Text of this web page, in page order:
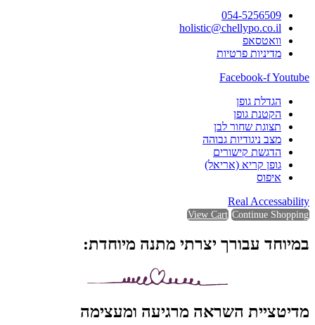
054-5256509
holistic@chellypo.co.il
וואטסאפ
מדיניות פרטיות
Facebook-fYoutube
הגדלת גופן
הקטנת גופן
תצוגת שחור לבן
מצב ניגודיות גבוהה
הדגשת קישורים
גופן קריא (אריאל)
איפוס
Real Accessability
View Cart Continue Shopping
במיוחד עבורך יצרתי מתנה מיוחדת:
מדיטציית השראה מרגיעה ומעצימה